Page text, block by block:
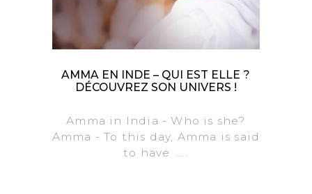
AMMA EN INDE – QUI EST ELLE ?
DÉCOUVREZ SON UNIVERS !
Amma in India - Who is she?
Amma - To this day, Amma is said
to have .....